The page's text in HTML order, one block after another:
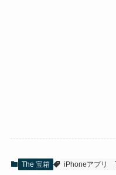
The 宝箱 iPhoneアプリ